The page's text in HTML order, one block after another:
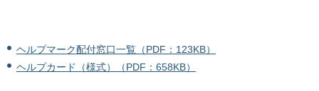
ヘルプマーク配付窓口一覧（PDF：123KB）
ヘルプカード（様式）（PDF：658KB）